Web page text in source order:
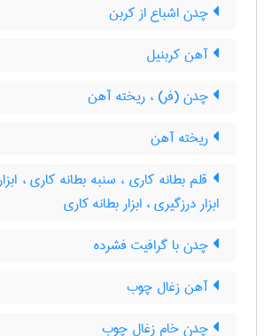
چدن اشباع از کربن
آهن کربنیل
چدن (فر) ، ریخته آهن
ریخته آهن
قلم بطانه کاری ، سنبه بطانه کاری ،
ابزار درزگیری ، ابزار بطانه کاری
چدن با گرافیت فشرده
آهن زغال چوب
چدن خام زغال چوب